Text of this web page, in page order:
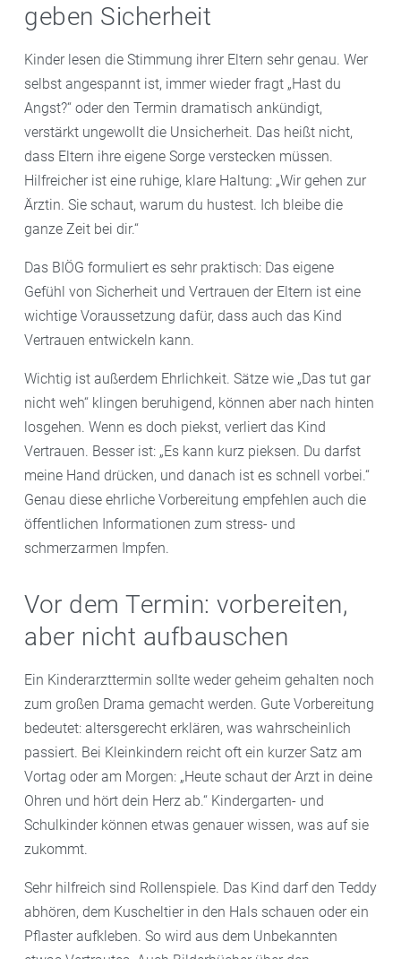
geben Sicherheit
Kinder lesen die Stimmung ihrer Eltern sehr genau. Wer
selbst angespannt ist, immer wieder fragt „Hast du
Angst?“ oder den Termin dramatisch ankündigt,
verstärkt ungewollt die Unsicherheit. Das heißt nicht,
dass Eltern ihre eigene Sorge verstecken müssen.
Hilfreicher ist eine ruhige, klare Haltung: „Wir gehen zur
Ärztin. Sie schaut, warum du hustest. Ich bleibe die
ganze Zeit bei dir.“
Das BIÖG formuliert es sehr praktisch: Das eigene
Gefühl von Sicherheit und Vertrauen der Eltern ist eine
wichtige Voraussetzung dafür, dass auch das Kind
Vertrauen entwickeln kann.
Wichtig ist außerdem Ehrlichkeit. Sätze wie „Das tut gar
nicht weh“ klingen beruhigend, können aber nach hinten
losgehen. Wenn es doch piekst, verliert das Kind
Vertrauen. Besser ist: „Es kann kurz pieksen. Du darfst
meine Hand drücken, und danach ist es schnell vorbei.“
Genau diese ehrliche Vorbereitung empfehlen auch die
öffentlichen Informationen zum stress- und
schmerzarmen Impfen.
Vor dem Termin: vorbereiten,
aber nicht aufbauschen
Ein Kinderarzttermin sollte weder geheim gehalten noch
zum großen Drama gemacht werden. Gute Vorbereitung
bedeutet: altersgerecht erklären, was wahrscheinlich
passiert. Bei Kleinkindern reicht oft ein kurzer Satz am
Vortag oder am Morgen: „Heute schaut der Arzt in deine
Ohren und hört dein Herz ab.“ Kindergarten- und
Schulkinder können etwas genauer wissen, was auf sie
zukommt.
Sehr hilfreich sind Rollenspiele. Das Kind darf den Teddy
abhören, dem Kuscheltier in den Hals schauen oder ein
Pflaster aufkleben. So wird aus dem Unbekannten